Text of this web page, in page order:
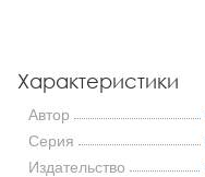
Характеристики
Автор
Серия
Издательство